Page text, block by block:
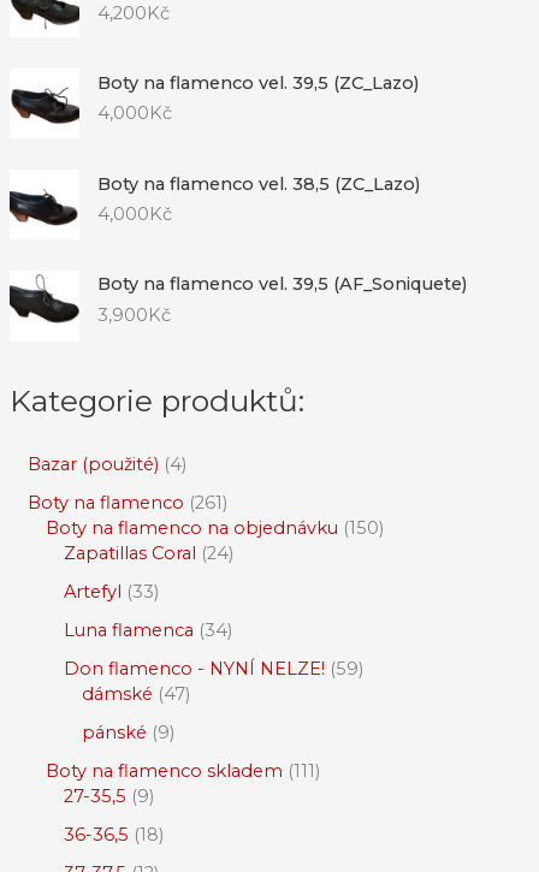
4,200Kč
Boty na flamenco vel. 39,5 (ZC_Lazo)
4,000 Kč
Boty na flamenco vel. 38,5 (ZC_Lazo)
4,000 Kč
Boty na flamenco vel. 39,5 (AF_Soniquete)
3,900Kč
Kategorie produktů:
Bazar (použité) 4
Boty na flamenco 261
Boty na flamenco na objednávku 150
Zapatillas Coral 24
Artefyl 33
Luna flamenca 34
Don flamenco - NYNÍ NELZE! 59
dámské 47
pánské 9
Boty na flamenco skladem 111
27-35,5 9
36-36,5 18